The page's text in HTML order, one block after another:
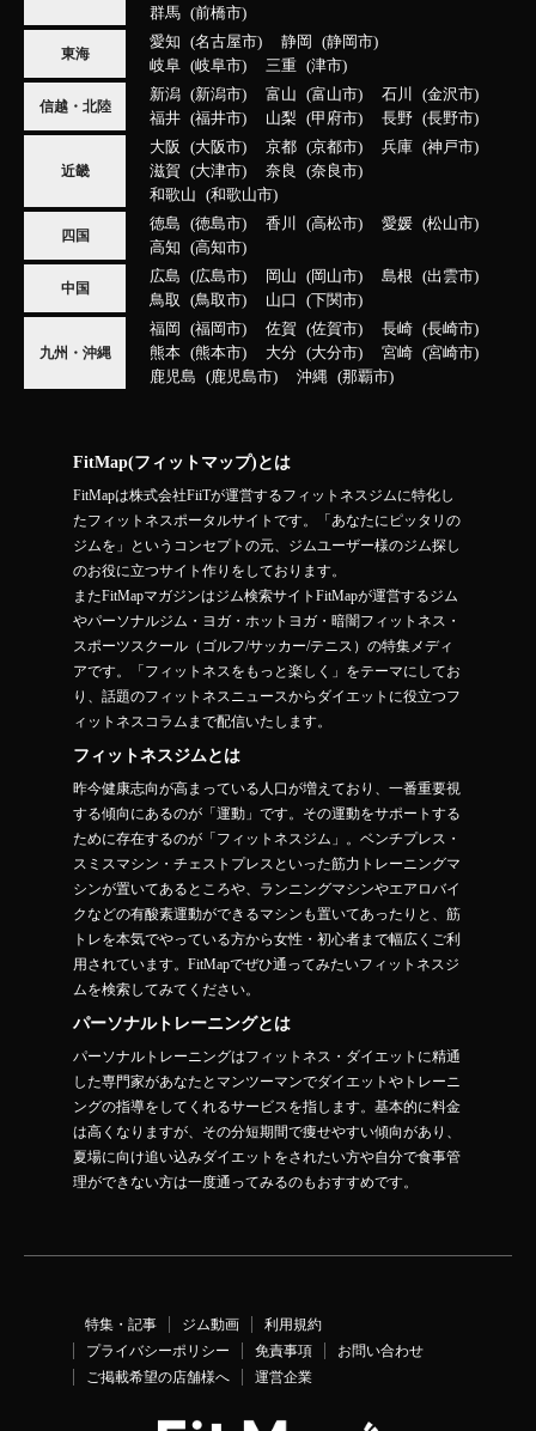
群馬
前橋市
東海
愛知 名古屋市 静岡
静岡市
岐阜
岐阜市 三重 津市
信越・北陸
新潟 新潟市 富山 富山市 石川
金沢市
福井
福井市 山梨 甲府市 長野 長野市
近畿
大阪 大阪市 京都 京都市 兵庫
神戸市
滋賀
大津市 奈良
奈良市
和歌山
和歌山市
四国
徳島 徳島市 香川 高松市 愛媛
松山市
高知
高知市
中国
広島 広島市 岡山 岡山市 島根
出雲市
鳥取
鳥取市 山口 下関市
九州・沖縄
福岡 福岡市 佐賀 佐賀市 長崎
長崎市
熊本
熊本市 大分 大分市 宮崎
宮崎市
鹿児島
鹿児島市 沖縄 那覇市
FitMap(フィットマップ)とは
FitMapは株式会社FiiTが運営するフィットネスジムに特化し
たフィットネスポータルサイトです。「あなたにピッタリの
ジムを」というコンセプトの元、ジムユーザー様のジム探し
のお役に立つサイト作りをしております。
またFitMapマガジンはジム検索サイトFitMapが運営するジム
やパーソナルジム・ヨガ・ホットヨガ・暗闇フィットネス・
スポーツスクール（ゴルフ/サッカー/テニス）の特集メディ
アです。「フィットネスをもっと楽しく」をテーマにしてお
り、話題のフィットネスニュースからダイエットに役立つフ
ィットネスコラムまで配信いたします。
フィットネスジムとは
昨今健康志向が高まっている人口が増えており、一番重要視
する傾向にあるのが「運動」です。その運動をサポートする
ために存在するのが「フィットネスジム」。ベンチプレス・
スミスマシン・チェストプレスといった筋力トレーニングマ
シンが置いてあるところや、ランニングマシンやエアロバイ
クなどの有酸素運動ができるマシンも置いてあったりと、筋
トレを本気でやっている方から女性・初心者まで幅広くご利
用されています。FitMapでぜひ通ってみたいフィットネスジ
ムを検索してみてください。
パーソナルトレーニングとは
パーソナルトレーニングはフィットネス・ダイエットに精通
した専門家があなたとマンツーマンでダイエットやトレーニ
ングの指導をしてくれるサービスを指します。基本的に料金
は高くなりますが、その分短期間で痩せやすい傾向があり、
夏場に向け追い込みダイエットをされたい方や自分で食事管
理ができない方は一度通ってみるのもおすすめです。
特集・記事 ジム動画
利用規約
プライバシーポリシー
免責事項
お問い合わせ
ご掲載希望の店舗様へ
運営企業